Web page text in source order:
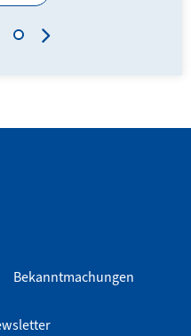
Bekanntmachungen